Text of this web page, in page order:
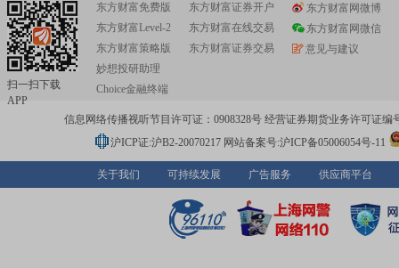
扫一扫下载
APP
东方财富免费版
东方财富Level-2
东方财富策略版
妙想投研助理
Choice金融终端
东方财富证券开户
东方财富在线交易
东方财富证券交易
东方财富网微博
东方财富网微信
意见与建议
信息网络传播视听节目许可证：0908328号 经营证券期货业务许可证编
沪ICP证:沪B2-20070217 网站备案号:沪ICP备05006054号-11
关于我们 可持续发展 广告服务 供应商平台